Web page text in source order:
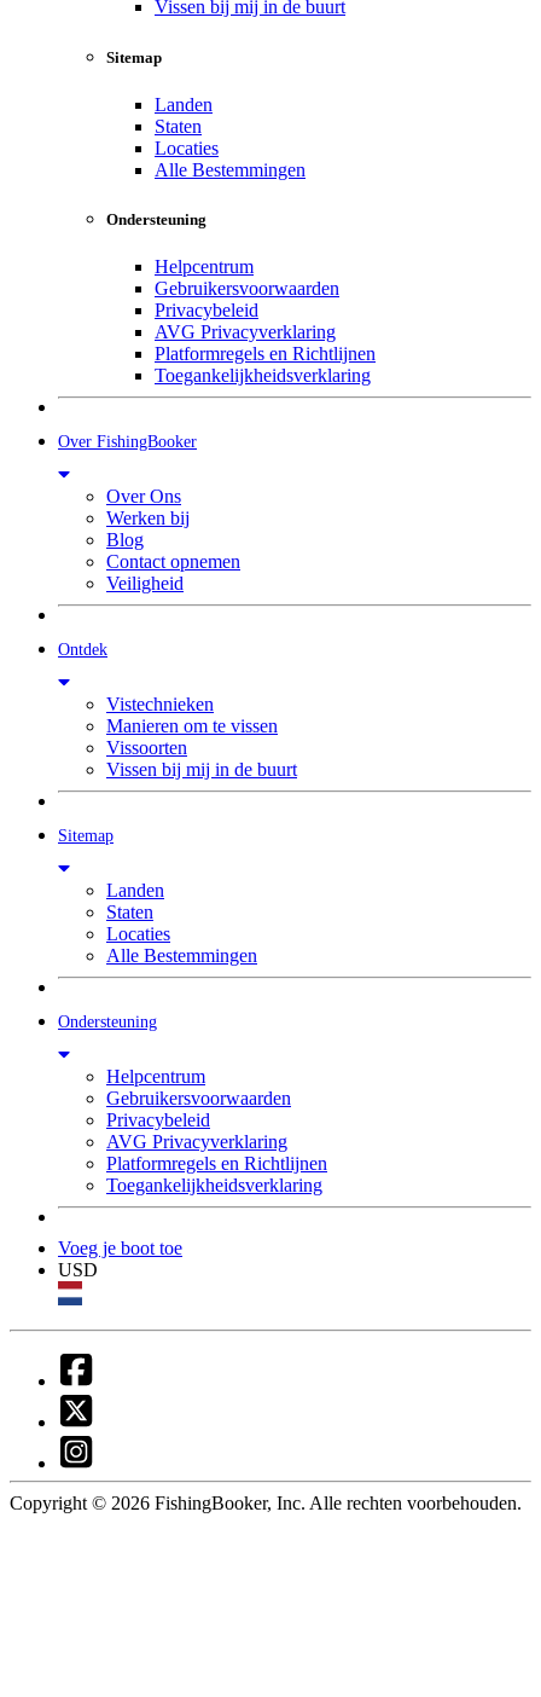
Vissen bij mij in de buurt
Sitemap
Landen
Staten
Locaties
Alle Bestemmingen
Ondersteuning
Helpcentrum
Gebruikersvoorwaarden
Privacybeleid
AVG Privacyverklaring
Platformregels en Richtlijnen
Toegankelijkheidsverklaring
Over FishingBooker
Over Ons
Werken bij
Blog
Contact opnemen
Veiligheid
Ontdek
Vistechnieken
Manieren om te vissen
Vissoorten
Vissen bij mij in de buurt
Sitemap
Landen
Staten
Locaties
Alle Bestemmingen
Ondersteuning
Helpcentrum
Gebruikersvoorwaarden
Privacybeleid
AVG Privacyverklaring
Platformregels en Richtlijnen
Toegankelijkheidsverklaring
Voeg je boot toe
USD
Copyright © 2026 FishingBooker, Inc. Alle rechten voorbehouden.